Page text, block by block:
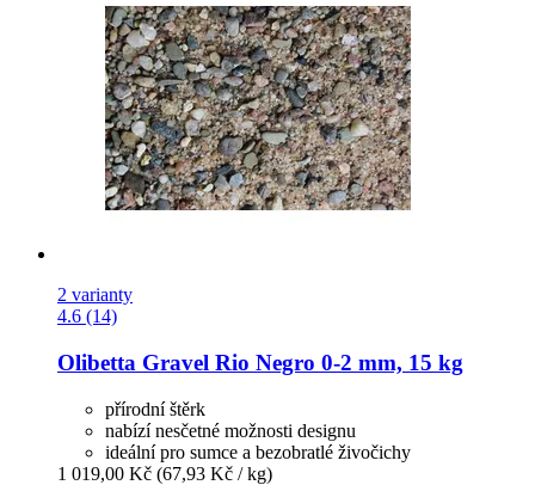
2 varianty
4.6 (14)
Olibetta Gravel Rio Negro 0-​2 mm, 15 kg
přírodní štěrk
nabízí nesčetné možnosti designu
ideální pro sumce a bezobratlé živočichy
1 019,00 Kč (67,93 Kč / kg)